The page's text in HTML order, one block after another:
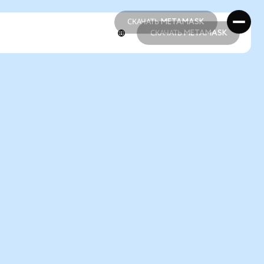
СКАЧАТЬ METAMASK
СКАЧАТЬ METAMASK
СКАЧАТЬ METAMASK